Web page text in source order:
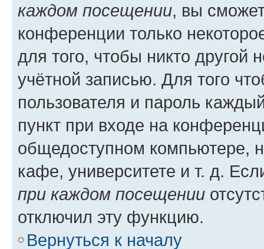
каждом посещении, вы
конференции только
для того, чтобы никто другой
учётной записью. Для того
пользователя и пароль
пункт при входе на
общедоступном компьютере,
кафе, университете и т. д.
при каждом посещении
отключил эту функцию.
Вернуться к началу